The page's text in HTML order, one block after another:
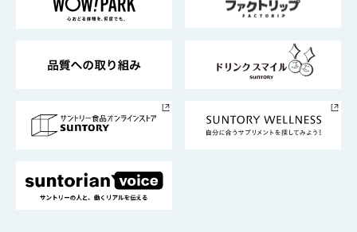
地域情報
サントリーサンバーズ大阪
サントリーが考えるサステナビリティ経営
企業概要
採用情報